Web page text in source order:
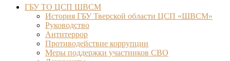
ГБУ ТО ЦСП ШВСМ
История ГБУ Тверской области ЦСП «ШВСМ»
Руководство
Антитеррор
Противодействие коррупции
Меры поддержки участников СВО